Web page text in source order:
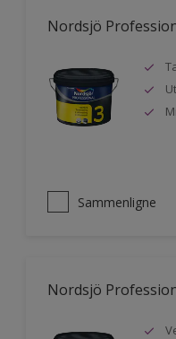
Nordsjö
Sammenligne
Nordsjö